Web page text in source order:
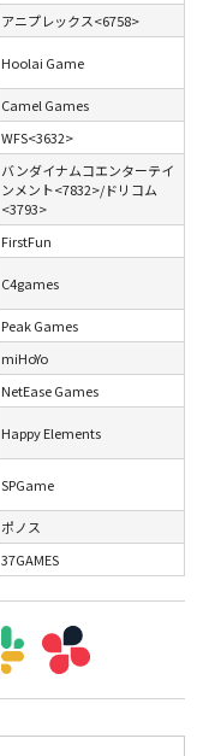
アニプレックス<6758>
Hoolai Game
Camel Games
WFS<3632>
バンダイナムコエンターテイ
ンメント<7832>/ドリコム
<3793>
FirstFun
C4games
Peak Games
miHoYo
NetEase Games
Happy Elements
SPGame
ポノス
37GAMES